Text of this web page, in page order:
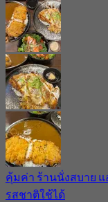
คุ้มค่า ร้านนั่งสบาย
รสชาติใช้ได้